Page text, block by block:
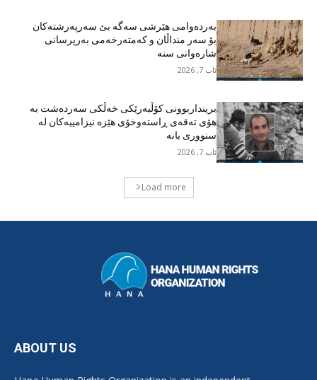
بەردەوامی هێرشی سەگە بێ سەرپەرشتەکان
بۆ سەر منداڵان و کەمتەرخەمی بەرپرسانی
شارەوانی سنە
ئاب 7, 2026
برینداربوونی کۆڵبەرێکی خەڵکی سەردەشت بە
هۆی تەقەی ڕاستەوخۆی هێزە نیزامییەکان لە
سنووری بانە
ئاب 7, 2026
Load more
ABOUT US